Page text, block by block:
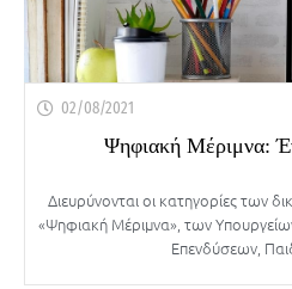
02/08/2021
Ψηφιακή Μέριμνα:
Διευρύνονται οι κατηγορίες των
«Ψηφιακή Μέριμνα», των
Επενδύσεων,